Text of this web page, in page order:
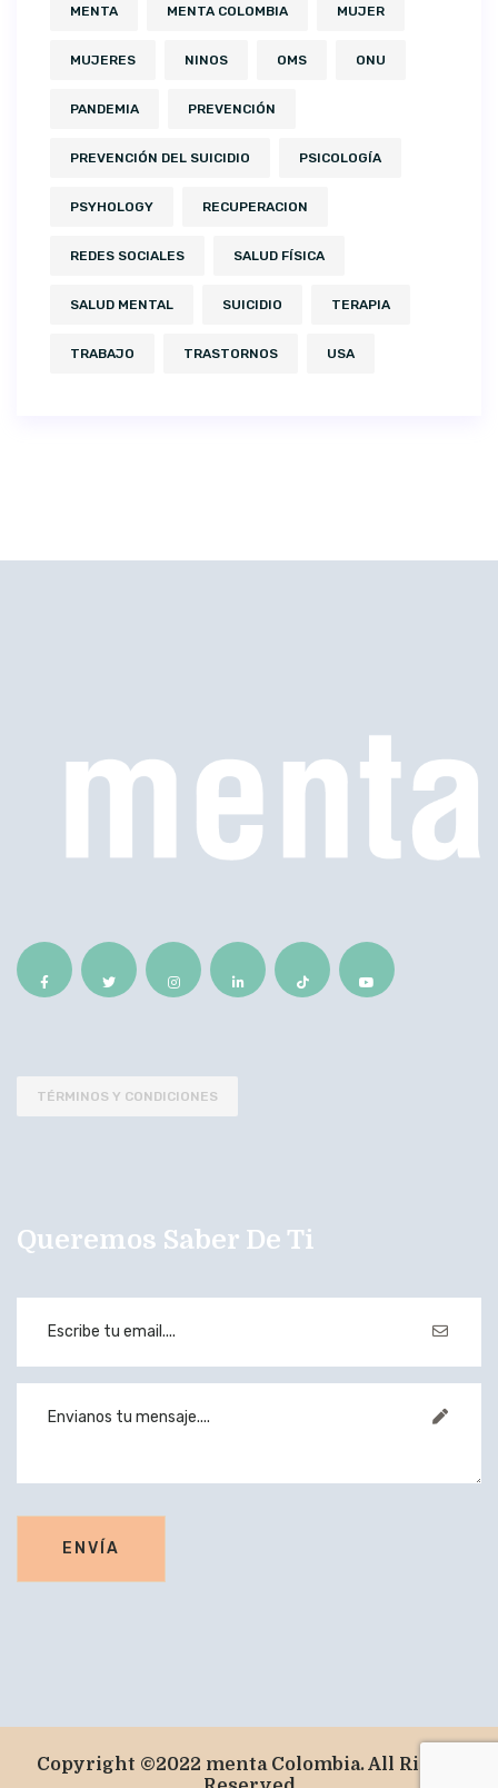
MENTA MENTA COLOMBIA MUJER
MUJERES NINOS OMS ONU
PANDEMIA PREVENCIÓN
PREVENCIÓN DEL SUICIDIO PSICOLOGÍA
PSYHOLOGY RECUPERACION
REDES SOCIALES SALUD FÍSICA
SALUD MENTAL SUICIDIO TERAPIA
TRABAJO TRASTORNOS USA
TÉRMINOS Y CONDICIONES
Queremos Saber De Ti
Copyright ©2022 menta Colombia. All Rights